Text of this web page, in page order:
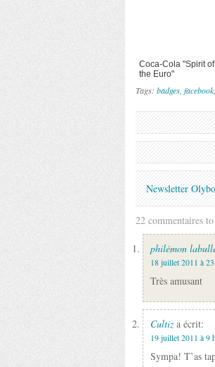
Coca-Cola "Spirit of
the Euro"
Tags: badges facebook,
Newsletter
22 commentaires
philémon
18 juillet 2011 à
Très amusant
Cultiza écrit:
19 juillet 2011 à 9
Sympa! T’as